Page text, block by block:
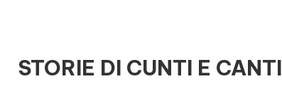
STORIE DI CUNTI E CANTI